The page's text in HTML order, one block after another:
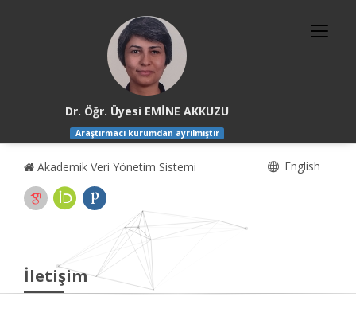
Dr. Öğr. Üyesi EMİNE AKKUZU
Araştırmacı kurumdan ayrılmıştır
Akademik Veri Yönetim Sistemi English
İletişim